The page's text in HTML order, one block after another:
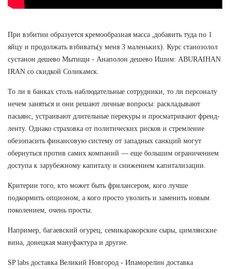
При взбитии образуется кремообразная масса ,добавить туда по 1
яйцу и продолжать взбивать(у меня 3 маленьких). Курс станозолол
сустанон дешево Мытищи - Анаполон дешево Ишим: ABURAIHAN
IRAN со скидкой Соликамск.
То ли в банках столь наблюдательные сотрудники, то ли персоналу
нечем заняться и они решают личные вопросы: раскладывают
пасьянс, устраивают длительные перекуры и просматривают френд-
ленту. Однако страховка от политических рисков и стремление
обезопасить финансовую систему от западных санкций могут
обернуться против самих компаний — еще большим ограничением
доступа к зарубежному капиталу и снижением капитализации.
Критерии того, кто может быть фрилансером, кого лучше
подкормить опционом, а кого просто уволить и заменить новым
поколением, очень просты.
Например, багаевский огурец, семикаракорские сыры, цимлянские
вина, донецкая мануфактура и другие.
SP labs доставка Великий Новгород - Ипаморелин доставка